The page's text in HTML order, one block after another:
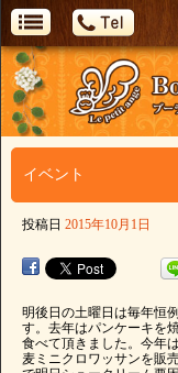
イベント
投稿日 2015年10月1日
明後日の土曜日は毎年恒
す。去年はパンケーキを
食べて頂きました。今年
麦ミニクロワッサンを販